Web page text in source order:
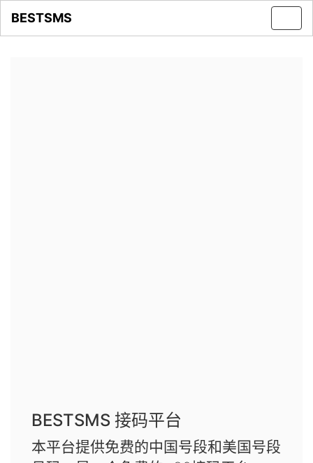
BESTSMS
BESTSMS 接码平台
本平台提供免费的中国号段和美国号段